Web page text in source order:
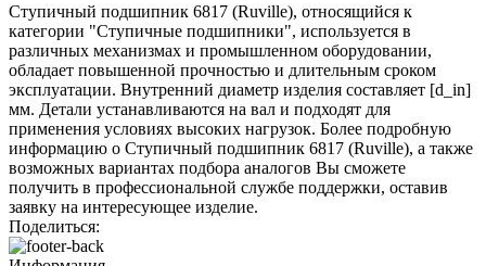
Ступичный подшипник 6817 (Ruville), относящийся к
категории "Ступичные подшипники", используется в
различных механизмах и промышленном оборудовании,
обладает повышенной прочностью и длительным сроком
эксплуатации. Внутренний диаметр изделия составляет [d_in]
мм. Детали устанавливаются на вал и подходят для
применения условиях высоких нагрузок. Более подробную
информацию о Ступичный подшипник 6817 (Ruville), а также
возможных вариантах подбора аналогов Вы сможете
получить в профессиональной службе поддержки, оставив
заявку на интересующее изделие.
Поделиться: